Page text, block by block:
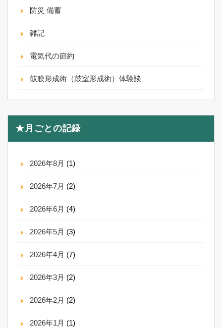
防災 備蓄
雑記
電気代の節約
鼓膜形成術（鼓室形成術）体験談
★月ごとの記録
2026年8月 (1)
2026年7月 (2)
2026年6月 (4)
2026年5月 (3)
2026年4月 (7)
2026年3月 (2)
2026年2月 (2)
2026年1月 (1)